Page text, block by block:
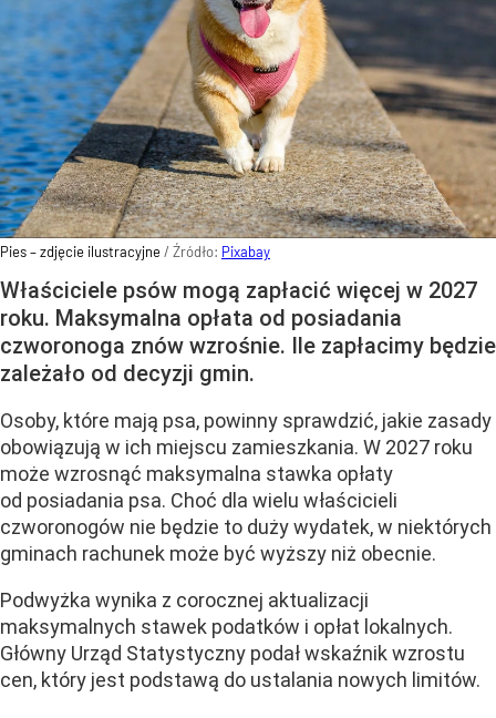
Pies – zdjęcie ilustracyjne/ Źródło: Pixabay
Właściciele psów mogą zapłacić więcej w 2027
roku. Maksymalna opłata od posiadania
czworonoga znów wzrośnie. Ile zapłacimy będzie
zależało od decyzji gmin.
Osoby, które mają psa, powinny sprawdzić, jakie zasady
obowiązują w ich miejscu zamieszkania. W 2027 roku
może wzrosnąć maksymalna stawka opłaty
od posiadania psa. Choć dla wielu właścicieli
czworonogów nie będzie to duży wydatek, w niektórych
gminach rachunek może być wyższy niż obecnie.
Podwyżka wynika z corocznej aktualizacji
maksymalnych stawek podatków i opłat lokalnych.
Główny Urząd Statystyczny podał wskaźnik wzrostu
cen, który jest podstawą do ustalania nowych limitów.